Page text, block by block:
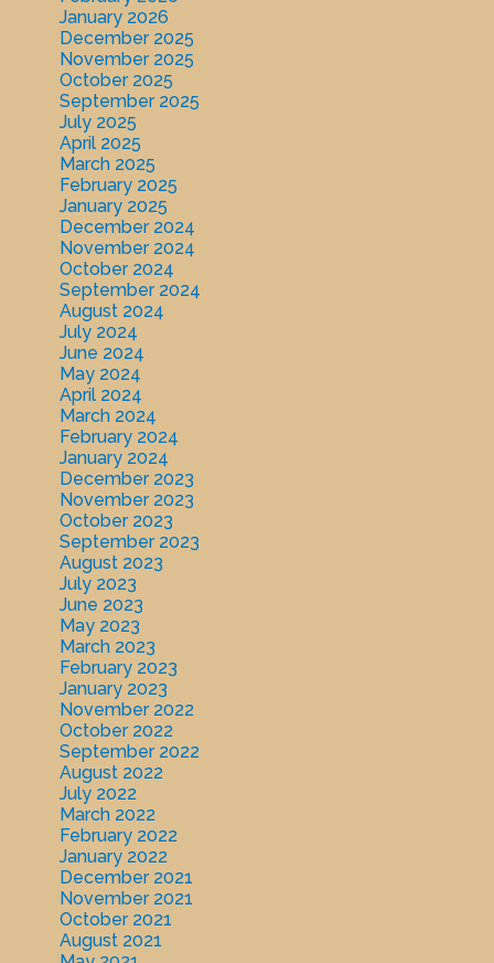
January 2026
December 2025
November 2025
October 2025
September 2025
July 2025
April 2025
March 2025
February 2025
January 2025
December 2024
November 2024
October 2024
September 2024
August 2024
July 2024
June 2024
May 2024
April 2024
March 2024
February 2024
January 2024
December 2023
November 2023
October 2023
September 2023
August 2023
July 2023
June 2023
May 2023
March 2023
February 2023
January 2023
November 2022
October 2022
September 2022
August 2022
July 2022
March 2022
February 2022
January 2022
December 2021
November 2021
October 2021
August 2021